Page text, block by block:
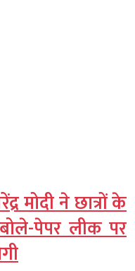
मोदी ने छात्रों के
पेपर लीक पर